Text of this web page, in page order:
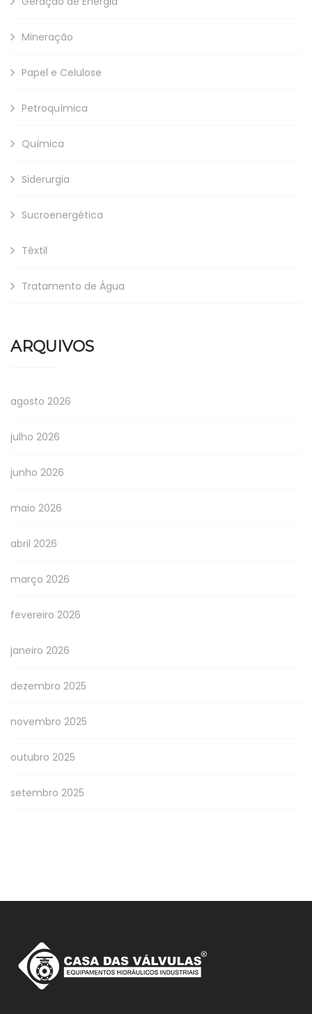
Mineração
Papel e Celulose
Petroquímica
Química
Siderurgia
Sucroenergética
Têxtil
Tratamento de Água
ARQUIVOS
agosto 2026
julho 2026
junho 2026
maio 2026
abril 2026
março 2026
fevereiro 2026
janeiro 2026
dezembro 2025
novembro 2025
outubro 2025
setembro 2025